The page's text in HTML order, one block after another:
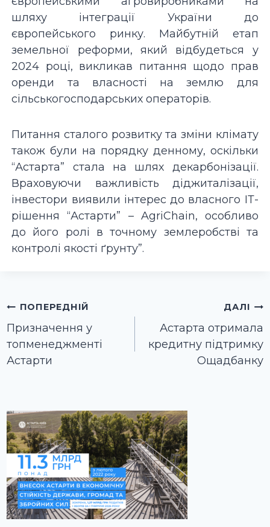
шляху інтеграції України до
європейського ринку. Майбутній етап
земельної реформи, який відбудеться у
2024 році, викликав питання щодо прав
оренди та власності на землю для
сільськогосподарських операторів.
Питання сталого розвитку та зміни клімату
також були на порядку денному, оскільки
“Астарта” стала на шлях декарбонізації.
Враховуючи важливість діджиталізації,
інвестори виявили інтерес до власного ІТ-
рішення “Астарти” – AgriChain, особливо
до його ролі в точному землеробстві та
контролі якості ґрунту”.
Навігація
записів
ПОПЕРЕДНІЙ
Призначення у
топменеджменті
Астарти
ДАЛІ
Астарта отримала
кредитну підтримку
Ощадбанку